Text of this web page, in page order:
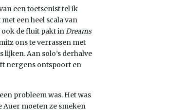
een toetsenist tel ik
een heel scala van
ook de fluit pakt inDreams
ons te verrassen met
lijken. Aan solo’s derhalve
nergens ontspoort en
probleem was. Het was
moeten ze smeken